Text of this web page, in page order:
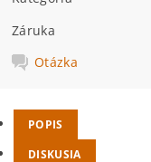
Záruka
Otázka
POPIS
DISKUSIA